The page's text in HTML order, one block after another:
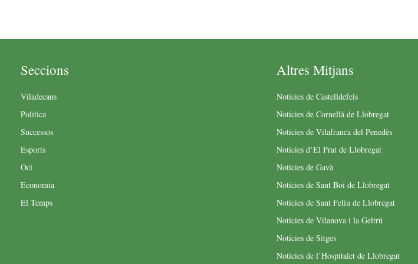
Seccions
Viladecans
Política
Successos
Esports
Oci
Economia
El Temps
Altres Mitjans
Notícies de Castelldefels
Notícies de Cornellà de Llobregat
Notícies de Vilafranca del Penedès
Notícies d’El Prat de Llobregat
Notícies de Gavà
Notícies de Sant Boi de Llobregat
Notícies de Sant Feliu de Llobregat
Notícies de Vilanova i la Geltrú
Notícies de Sitges
Notícies de l’Hospitalet de Llobregat